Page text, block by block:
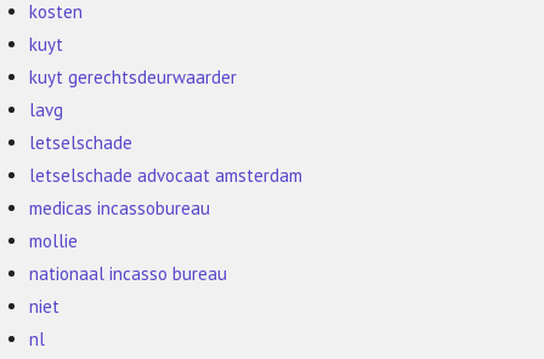
kosten
kuyt
kuyt gerechtsdeurwaarder
lavg
letselschade
letselschade advocaat amsterdam
medicas incassobureau
mollie
nationaal incasso bureau
niet
nl